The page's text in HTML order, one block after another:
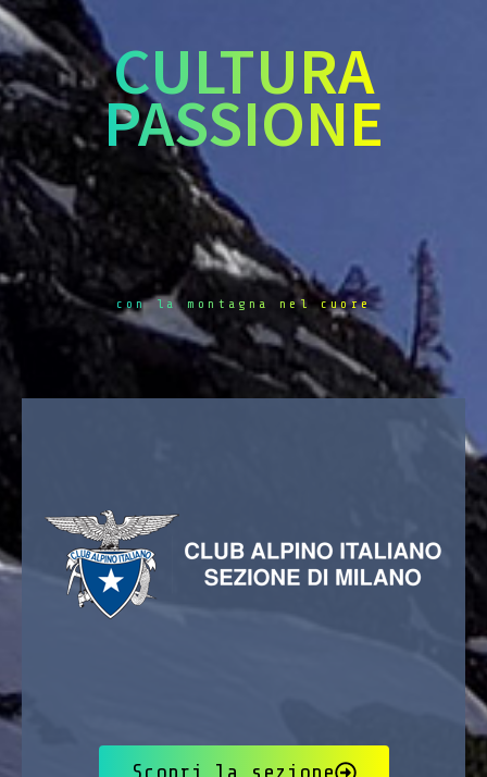
CULTURA
PASSIONE
con la montagna nel cuore